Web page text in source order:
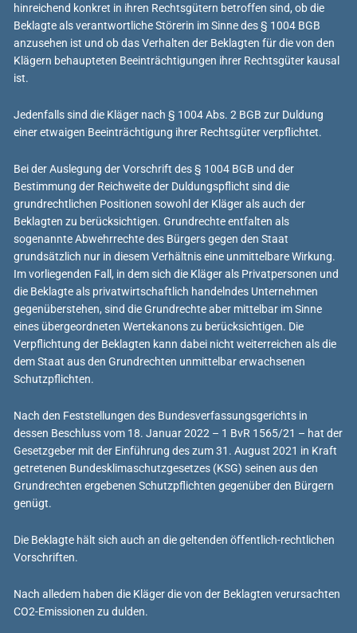
hinreichend konkret in ihren Rechtsgütern betroffen sind, ob die
Beklagte als verantwortliche Störerin im Sinne des § 1004 BGB
anzusehen ist und ob das Verhalten der Beklagten für die von den
Klägern behaupteten Beeinträchtigungen ihrer Rechtsgüter kausal
ist.
Jedenfalls sind die Kläger nach § 1004 Abs. 2 BGB zur Duldung
einer etwaigen Beeinträchtigung ihrer Rechtsgüter verpflichtet.
Bei der Auslegung der Vorschrift des § 1004 BGB und der
Bestimmung der Reichweite der Duldungspflicht sind die
grundrechtlichen Positionen sowohl der Kläger als auch der
Beklagten zu berücksichtigen. Grundrechte entfalten als
sogenannte Abwehrrechte des Bürgers gegen den Staat
grundsätzlich nur in diesem Verhältnis eine unmittelbare Wirkung.
Im vorliegenden Fall, in dem sich die Kläger als Privatpersonen und
die Beklagte als privatwirtschaftlich handelndes Unternehmen
gegenüberstehen, sind die Grundrechte aber mittelbar im Sinne
eines übergeordneten Wertekanons zu berücksichtigen. Die
Verpflichtung der Beklagten kann dabei nicht weiterreichen als die
dem Staat aus den Grundrechten unmittelbar erwachsenen
Schutzpflichten.
Nach den Feststellungen des Bundesverfassungsgerichts in
dessen Beschluss vom 18. Januar 2022 – 1 BvR 1565/21 – hat der
Gesetzgeber mit der Einführung des zum 31. August 2021 in Kraft
getretenen Bundesklimaschutzgesetzes (KSG) seinen aus den
Grundrechten ergebenen Schutzpflichten gegenüber den Bürgern
genügt.
Die Beklagte hält sich auch an die geltenden öffentlich-rechtlichen
Vorschriften.
Nach alledem haben die Kläger die von der Beklagten verursachten
CO2-Emissionen zu dulden.